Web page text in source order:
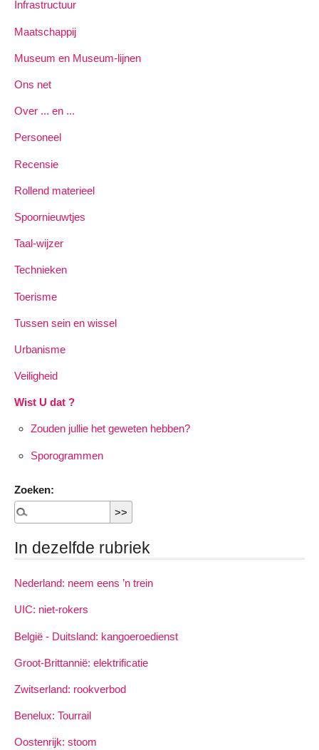
Infrastructuur
Maatschappij
Museum en Museum-lijnen
Ons net
Over ... en ...
Personeel
Recensie
Rollend materieel
Spoornieuwtjes
Taal-wijzer
Technieken
Toerisme
Tussen sein en wissel
Urbanisme
Veiligheid
Wist U dat ?
Zouden jullie het geweten hebben?
Sporogrammen
Zoeken:
In dezelfde rubriek
Nederland: neem eens ’n trein
UIC: niet-rokers
België - Duitsland: kangoeroedienst
Groot-Brittannië: elektrificatie
Zwitserland: rookverbod
Benelux: Tourrail
Oostenrijk: stoom